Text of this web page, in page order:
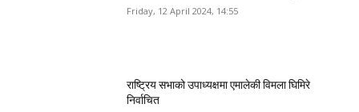
Friday, 12 April 2024, 14:55
राष्ट्रिय सभाको उपाध्यक्षमा एमालेकी विमला घिमिरे
निर्वाचित